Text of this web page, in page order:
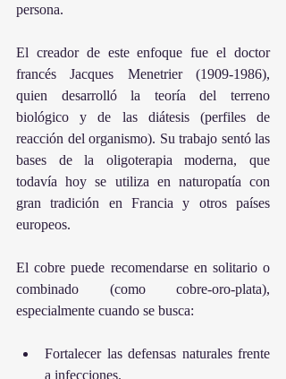
persona.
El creador de este enfoque fue el doctor
francés Jacques Menetrier (1909-1986),
quien desarrolló la teoría del terreno
biológico y de las diátesis (perfiles de
reacción del organismo). Su trabajo sentó las
bases de la oligoterapia moderna, que
todavía hoy se utiliza en naturopatía con
gran tradición en Francia y otros países
europeos.
El cobre puede recomendarse en solitario o
combinado (como cobre-oro-plata),
especialmente cuando se busca:
Fortalecer las defensas naturales frente
a infecciones.